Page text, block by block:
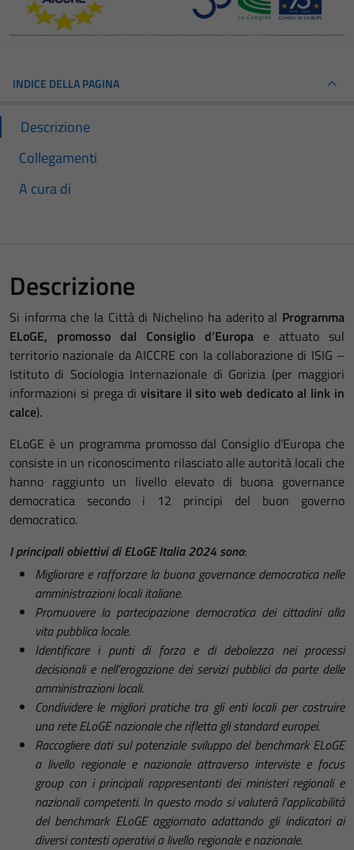
INDICE DELLA PAGINA
Descrizione
Collegamenti
A cura di
Descrizione
Si informa che la Città di Nichelino ha aderito al Programma
ELoGE, promosso dal Consiglio d’Europa e attuato sul
territorio nazionale da AICCRE con la collaborazione di ISIG –
Istituto di Sociologia Internazionale di Gorizia (per maggiori
informazioni si prega di visitare il sito web dedicato al link in
calce).
ELoGE è un programma promosso dal Consiglio d’Europa che
consiste in un riconoscimento rilasciato alle autorità locali che
hanno raggiunto un livello elevato di buona governance
democratica secondo i 12 principi del buon governo
democratico.
I principali obiettivi di ELoGE Italia 2024 sono:
Migliorare e rafforzare la buona governance democratica nelle
amministrazioni locali italiane.
Promuovere la partecipazione democratica dei cittadini alla
vita pubblica locale.
Identificare i punti di forza e di debolezza nei processi
decisionali e nell’erogazione dei servizi pubblici da parte delle
amministrazioni locali.
Condividere le migliori pratiche tra gli enti locali per costruire
una rete ELoGE nazionale che rifletta gli standard europei.
Raccogliere dati sul potenziale sviluppo del benchmark ELoGE
a livello regionale e nazionale attraverso interviste e focus
group con i principali rappresentanti dei ministeri regionali e
nazionali competenti. In questo modo si valuterà l’applicabilità
del benchmark ELoGE aggiornato adattando gli indicatori ai
diversi contesti operativi a livello regionale e nazionale.